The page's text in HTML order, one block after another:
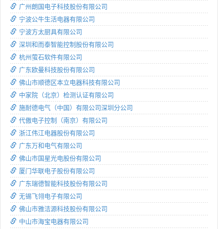
广州朗国电子科技股份有限公司
宁波公牛生活电器有限公司
宁波方太厨具有限公司
深圳和而泰智能控制股份有限公司
杭州萤石软件有限公司
广东欧曼科技股份有限公司
佛山市顺德区本立电器科技有限公司
中家院（北京）检测认证有限公司
施耐德电气（中国）有限公司深圳分公司
代傲电子控制（南京）有限公司
浙江伟江电器股份有限公司
广东万和电气有限公司
佛山市国星光电股份有限公司
厦门华联电子股份有限公司
广东瑞德智能科技股份有限公司
无锡飞翎电子有限公司
佛山市雅洁源科技股份有限公司
中山市海宝电器有限公司